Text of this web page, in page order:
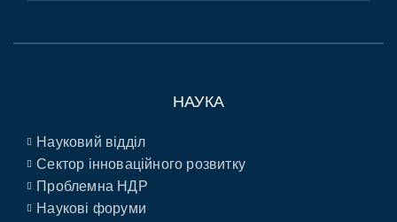
НАУКА
Науковий відділ
Сектор інноваційного розвитку
Проблемна НДР
Наукові форуми